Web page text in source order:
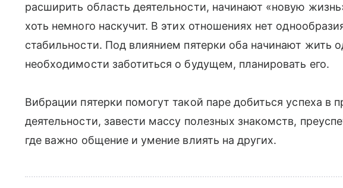
расширить область деятельности, начинают «новую
хоть немного наскучит. В этих отношениях нет
стабильности. Под влиянием пятерки оба начинают жить
необходимости заботиться о будущем, планировать его.
Вибрации пятерки помогут такой паре добиться успеха в
деятельности, завести массу полезных знакомств,
где важно общение и умение влиять на других.